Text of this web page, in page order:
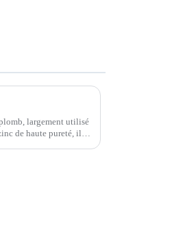
largement utilisé
de haute pureté, il